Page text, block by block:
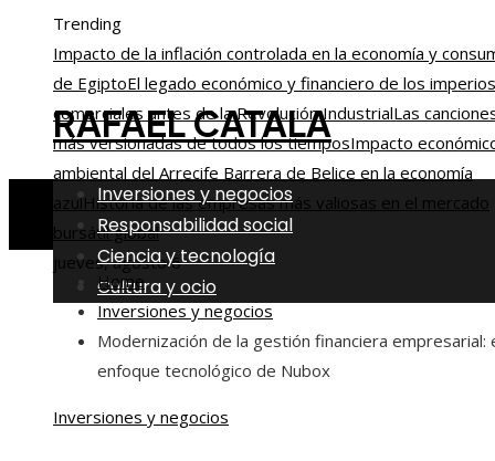
Trending
Impacto de la inflación controlada en la economía y
de EgiptoEl legado económico y financiero de los imperios
comerciales antes de la Revolución IndustrialLas
más versionadas de todos los tiemposImpacto
ambiental del Arrecife Barrera de Belice en la economía
azulHistoria de las empresas más valiosas en el mercado
bursátil global
jueves, agosto 6
RAFAEL CATALA
Inversiones y negocios
Responsabilidad social
Ciencia y tecnología
Cultura y ocio
Home
Inversiones y negocios
Modernización de la gestión financiera empresarial:
enfoque tecnológico de Nubox
Inversiones y negocios